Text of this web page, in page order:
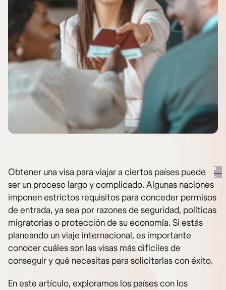
Obtener una visa para viajar a ciertos países puede
ser un proceso largo y complicado. Algunas naciones
imponen estrictos requisitos para conceder permisos
de entrada, ya sea por razones de seguridad, políticas
migratorias o protección de su economía. Si estás
planeando un viaje internacional, es importante
conocer cuáles son las visas más difíciles de
conseguir y qué necesitas para solicitarlas con éxito.
En este artículo, exploramos los países con los